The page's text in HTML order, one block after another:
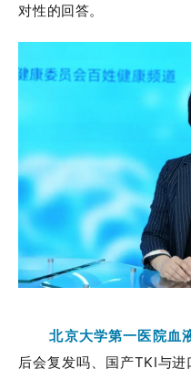
对性的回答。
北京大学第一医院血
后会复发吗、国产TKI与